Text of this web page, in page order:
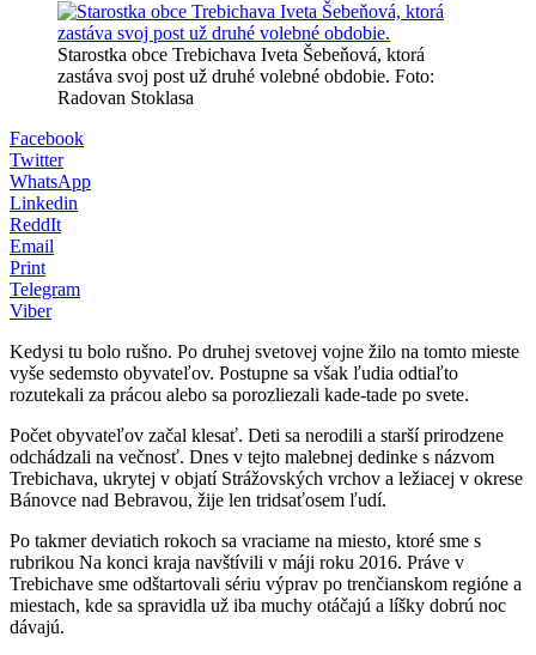
Starostka obce Trebichava Iveta Šebeňová, ktorá
zastáva svoj post už druhé volebné obdobie. Foto:
Radovan Stoklasa
Facebook
Twitter
WhatsApp
Linkedin
ReddIt
Email
Print
Telegram
Viber
Kedysi tu bolo rušno. Po druhej svetovej vojne žilo na tomto mieste
vyše sedemsto obyvateľov. Postupne sa však ľudia odtiaľto
rozutekali za prácou alebo sa porozliezali kade-tade po svete.
Počet obyvateľov začal klesať. Deti sa nerodili a starší prirodzene
odchádzali na večnosť. Dnes v tejto malebnej dedinke s názvom
Trebichava, ukrytej v objatí Strážovských vrchov a ležiacej v okrese
Bánovce nad Bebravou, žije len tridsaťosem ľudí.
Po takmer deviatich rokoch sa vraciame na miesto, ktoré sme s
rubrikou Na konci kraja navštívili v máji roku 2016. Práve v
Trebichave sme odštartovali sériu výprav po trenčianskom regióne a
miestach, kde sa spravidla už iba muchy otáčajú a líšky dobrú noc
dávajú.